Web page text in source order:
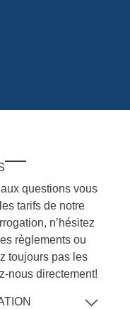
questions vous
tarifs de notre
n’hésitez
règlements ou
toujours pas les
nous directement!